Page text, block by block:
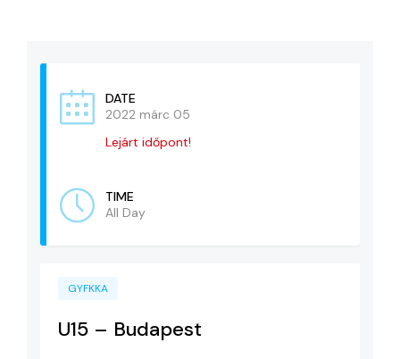
ADATVÉDELEM
DATE
2022 márc 05
Lejárt időpont!
TIME
All Day
GYFKKA
U15 – Budapest